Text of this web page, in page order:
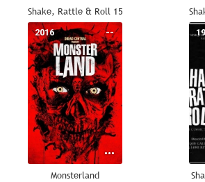
Shake, Rattle & Roll 15
--
2016
Monsterland